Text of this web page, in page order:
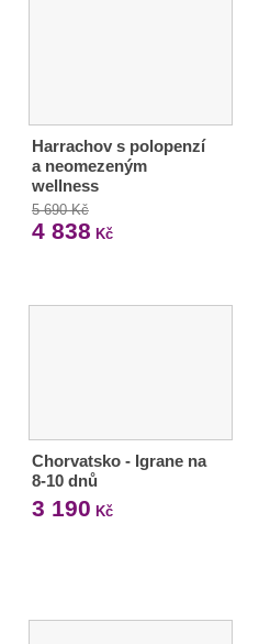
Harrachov s polopenzí
a neomezeným
wellness
5 690 Kč
4 838 Kč
Chorvatsko - Igrane na
8-10 dnů
3 190 Kč